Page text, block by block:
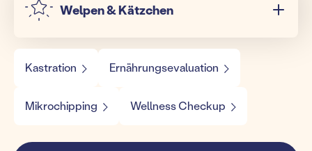
Welpen & Kätzchen
Kastration Ernährungsevaluation
Mikrochipping Wellness Checkup